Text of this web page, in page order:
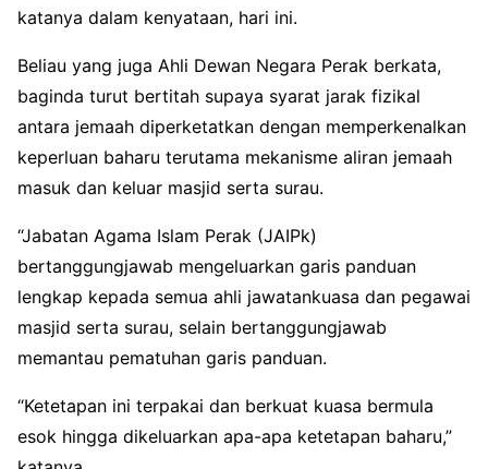
katanya dalam kenyataan, hari ini.
Beliau yang juga Ahli Dewan Negara Perak berkata,
baginda turut bertitah supaya syarat jarak fizikal
antara jemaah diperketatkan dengan memperkenalkan
keperluan baharu terutama mekanisme aliran jemaah
masuk dan keluar masjid serta surau.
“Jabatan Agama Islam Perak (JAIPk)
bertanggungjawab mengeluarkan garis panduan
lengkap kepada semua ahli jawatankuasa dan pegawai
masjid serta surau, selain bertanggungjawab
memantau pematuhan garis panduan.
“Ketetapan ini terpakai dan berkuat kuasa bermula
esok hingga dikeluarkan apa-apa ketetapan baharu,”